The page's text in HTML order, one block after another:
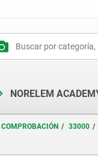
NORELEM
33000